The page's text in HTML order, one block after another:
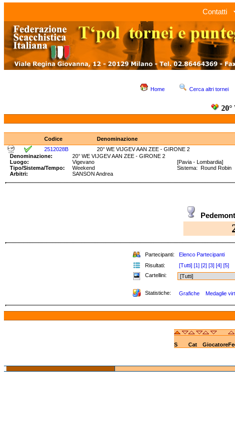
Contatti
Home Cerca altri tornei
Codice Denominazione
2512028B
20° WE VIJGEV AAN ZEE - GIRONE 2
Denominazione:
20° WE VIJGEV AAN ZEE - GIRONE 2
Luogo:
Vigevano
[Pavia - Lombardia]
Tipo/Sistema/Tempo:
Weekend
Sistema: Round
Arbitri:
SANSON Andrea
Partecipanti: Elenco Partecipanti
Risultati:
[Tutti] [1] [2] [3] [4] [5]
Cartellini:
Statistiche: Grafiche Medaglie
S
Cat Giocatore